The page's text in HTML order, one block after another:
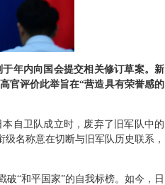
年内向国会提交相关修订草案。新
官评价此举旨在“营造具有荣誉感的
自卫队成立时，废弃了旧军队中的
名称意在切断与旧军队历史联系，
“和平国家”的自我标榜。如今，日